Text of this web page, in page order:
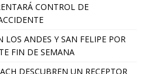
CONTROL DE
ANDES Y SAN FELIPE POR
FIN DE SEMANA
DESCUBREN UN RECEPTOR